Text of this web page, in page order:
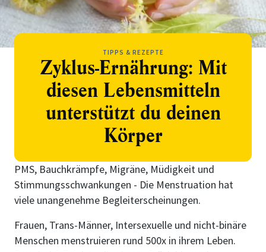
TIPPS & REZEPTE
Zyklus-Ernährung: Mit
diesen Lebensmitteln
unterstützt du deinen
Körper
PMS, Bauchkrämpfe, Migräne, Müdigkeit und
Stimmungsschwankungen - Die Menstruation hat
viele unangenehme Begleiterscheinungen.
Frauen, Trans-Männer, Intersexuelle und nicht-binäre
Menschen menstruieren rund 500x in ihrem Leben.